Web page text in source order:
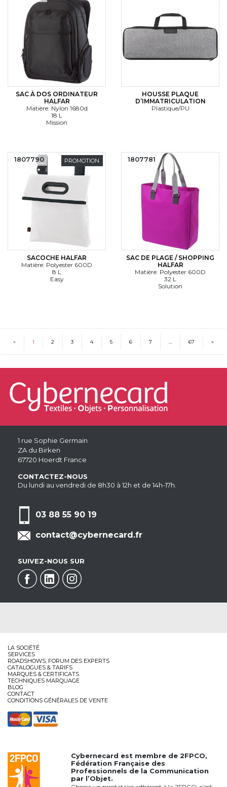
SAC À DOS ORDINATEUR
HALFAR
Matière: Nylon 1680d
18 L
Mission
HOUSSE PLAQUE
D’IMMATRICULATION
Plastique/PU
PROMOTION
SACOCHE HALFAR
Matière: Polyester 600D
8 L
Easy
1807790
SAC DE PLAGE / SHOPPING
HALFAR
Matière: Polyester 600D
32 L
Solution
1807781
«
1
2 3 4 5 6 7 … 67 »
1 rue Sophie Germain
ZA du Birken
67720 Hoerdt France
CONTACTEZ-NOUS
Du lundi au vendredi de 8h30 à 12h et de 14h-17h.
03 88 55 90 19
contact@cybernecard.fr
SUIVEZ-NOUS SUR
LA SOCIÉTÉ
SERVICES
ROADSHOWS, FORUM DES EXPERTS
CATALOGUES & TARIFS
MARQUES & CERTIFICATS
TECHNIQUES MARQUAGE
BLOG
CONTACT
CONDITIONS GÉNÉRALES DE VENTE
Cybernecard est membre de2FPCO,
Fédération Française des
Professionnels de la Communication
par l’Objet.